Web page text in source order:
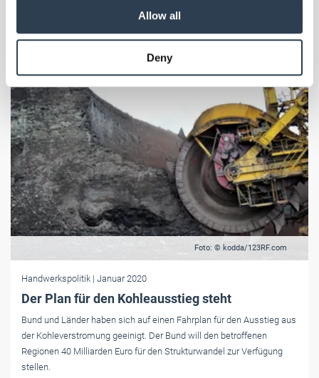
provided to them or that they’ve collected from your use
Weitere Informationen:Impressum Datenschutz
Allow all
Deny
Foto: © kodda/123RF.com
Handwerkspolitik | Januar 2020
Der Plan für den Kohleausstieg steht
Bund und Länder haben sich auf einen Fahrplan für den Ausstieg aus
der Kohleverstromung geeinigt. Der Bund will den betroffenen
Regionen 40 Milliarden Euro für den Strukturwandel zur Verfügung
stellen.